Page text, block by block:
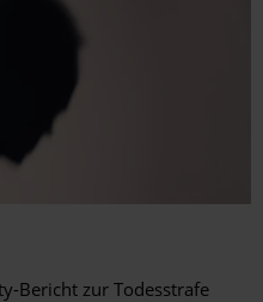
Bericht zur Todesstrafe